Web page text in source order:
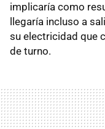
implicaría como
llegaría incluso a
su electricidad que
de turno.